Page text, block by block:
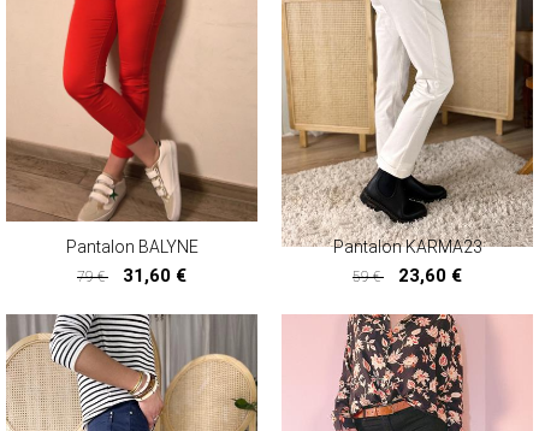
JEANS & PANTALONS
VESTES
MANTEAUX & PARKAS
ROBES
JUPES & SHORTS
ACCESSOIRES
CARTES CADEAUX
FOULARDS ET ÉCHARPES
BRADERIE D'ÉTÉ
ACCESSOIRES
HAUTS
PANTALONS ET JEANS
ROBES ET JUPES
Pantalon BALYNE
79 €
31,60 €
Pantalon KARMA23
59 €
23,60 €